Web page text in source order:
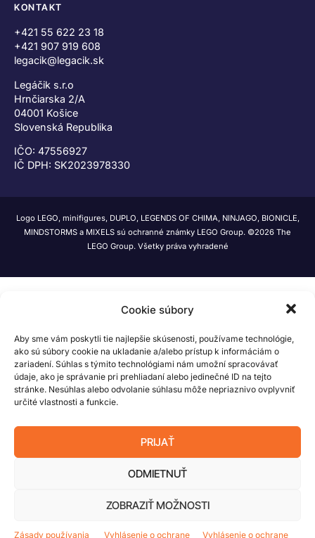
Cookie súbory
Aby sme vám poskytli tie najlepšie skúsenosti, používame technológie,
ako sú súbory cookie na ukladanie a/alebo prístup k informáciám o
zariadení. Súhlas s týmito technológiami nám umožní spracovávať
údaje, ako je správanie pri prehliadaní alebo jedinečné ID na tejto
stránke. Nesúhlas alebo odvolanie súhlasu môže nepriaznivo ovplyvniť
určité vlastnosti a funkcie.
PRIJAŤ
ODMIETNUŤ
ZOBRAZIŤ MOŽNOSTI
Zásady používania Vyhlásenie o ochrane Vyhlásenie o ochrane
KONTAKT
+421 55 622 23 18
+421 907 919 608
legacik@legacik.sk
Legáčik s.r.o
Hrnčiarska 2/A
04001 Košice
Slovenská Republika
IČO: 47556927
IČ DPH: SK2023978330
Logo LEGO, minifigures, DUPLO, LEGENDS OF CHIMA, NINJAGO, BIONICLE,
MINDSTORMS a MIXELS sú ochranné známky LEGO Group. ©2026 The
LEGO Group. Všetky práva vyhradené